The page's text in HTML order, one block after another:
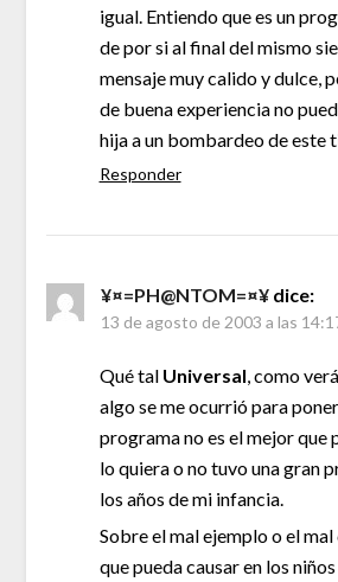
igual. Entiendo que es un
de por si al final del mismo
mensaje muy calido y dulce,
de buena experiencia no
hija a un bombardeo de este
Responder
¥¤=PH@NTOM=¤¥ dice:
13 de agosto de 2003 a las
Qué tal Universal, como
algo se me ocurrió para
programa no es el mejor que
lo quiera o no tuvo una gran
los años de mi infancia.
Sobre el mal ejemplo o el
que pueda causar en los